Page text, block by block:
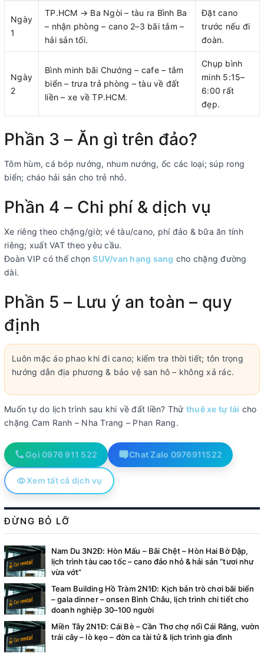
Ngày
1
TP.HCM → Ba Ngòi – tàu ra Bình Ba
– nhận phòng – cano 2–3 bãi tắm –
hải sản tối.
Đặt cano
trước nếu đi
đoàn.
Ngày
2
Bình minh bãi Chướng – cafe – tắm
biển – trưa trả phòng – tàu về đất
liền – xe về TP.HCM.
Chụp bình
minh 5:15–
6:00 rất
đẹp.
Phần 3 – Ăn gì trên đảo?
Tôm hùm, cá bóp nướng, nhum nướng, ốc các loại; súp rong
biển; cháo hải sản cho trẻ nhỏ.
Phần 4 – Chi phí & dịch vụ
Xe riêng theo chặng/giờ; vé tàu/cano, phí đảo & bữa ăn tính
riêng; xuất VAT theo yêu cầu.
Đoàn VIP có thể chọnSUV/van hạng sang cho chặng đường
dài.
Phần 5 – Lưu ý an toàn – quy
định
Luôn mặc áo phao khi đi cano; kiểm tra thời tiết; tôn trọng
hướng dẫn địa phương & bảo vệ san hô – không xả rác.
Muốn tự do lịch trình sau khi về đất liền? Thử thuê xe tự lái cho
chặng Cam Ranh – Nha Trang – Phan Rang.
Gọi 0976 911 522 Chat Zalo 0976911522
Xem tất cả dịch vụ
ĐỪNG BỎ LỠ
Nam Du 3N2Đ: Hòn Mấu – Bãi Chệt – Hòn Hai Bờ Đập,
lịch trình tàu cao tốc – cano đảo nhỏ & hải sản “tươi như
vừa vớt”
Team Building Hồ Tràm 2N1Đ: Kịch bản trò chơi bãi biển
– gala dinner – onsen Bình Châu, lịch trình chi tiết cho
doanh nghiệp 30–100 người
Miền Tây 2N1Đ: Cái Bè – Cần Thơ chợ nổi Cái Răng, vườn
trái cây – lò kẹo – đờn ca tài tử & lịch trình gia đình